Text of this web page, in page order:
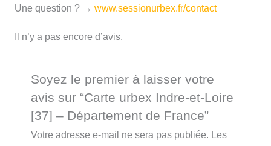
Une question ? → www.sessionurbex.fr/contact
Il n’y a pas encore d’avis.
Soyez le premier à laisser votre
avis sur “Carte urbex Indre-et-Loire
[37] – Département de France”
Votre adresse e-mail ne sera pas publiée. Les